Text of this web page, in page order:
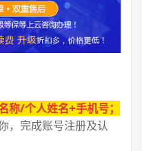
称/个人姓名+手机号；
，完成账号注册及认